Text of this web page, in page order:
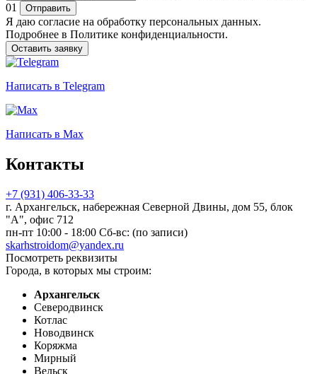
01
Отправить
Я даю согласие на обработку персональных данных.
Подробнее в Политике конфиденциальности.
Оставить заявку
Написать в Telegram
Написать в Max
Контакты
+7 (931) 406-33-33
г. Архангельск, набережная Северной Двины, дом 55, блок
"А", офис 712
пн-пт 10:00 - 18:00 Сб-вс: (по записи)
skarhstroidom@yandex.ru
Посмотреть реквизиты
Города, в которых мы строим:
Архангельск
Северодвинск
Котлас
Новодвинск
Коряжма
Мирный
Вельск